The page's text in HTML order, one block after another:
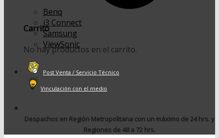
Carrito
No hay productos en el carrito.
Benq
i3 Connect
Samsung
ViewSonic
Post Venta / Servicio Técnico
Vinculación con el medio
Despachos en Región Metropolitana con un máximo de 24 hrs. y
Regiones de 48 a 72 hrs.